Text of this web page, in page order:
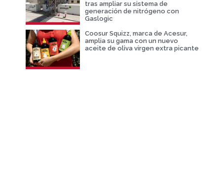
tras ampliar su sistema de
generación de nitrógeno con
Gaslogic
Coosur Squizz, marca de Acesur,
amplia su gama con un nuevo
aceite de oliva virgen extra picante